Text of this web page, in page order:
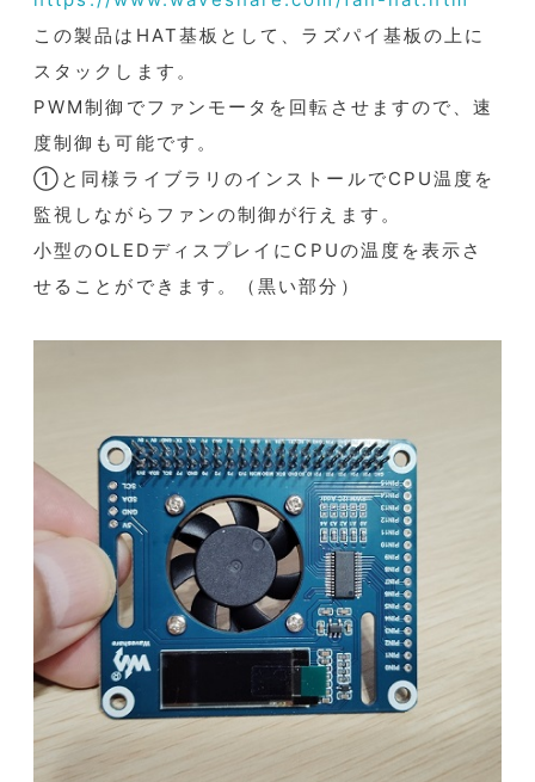
この製品はHAT基板として、ラズパイ基板の上に
スタックします。
PWM制御でファンモータを回転させますので、速
度制御も可能です。
①と同様ライブラリのインストールでCPU温度を
監視しながらファンの制御が行えます。
小型のOLEDディスプレイにCPUの温度を表示さ
せることができます。（黒い部分）